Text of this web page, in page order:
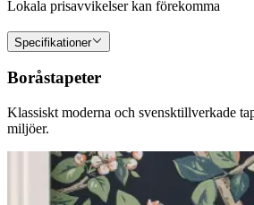
Lokala prisavvikelser kan förekomma
Specifikationer
Boråstapeter
Klassiskt moderna och svensktillverkade
miljöer.